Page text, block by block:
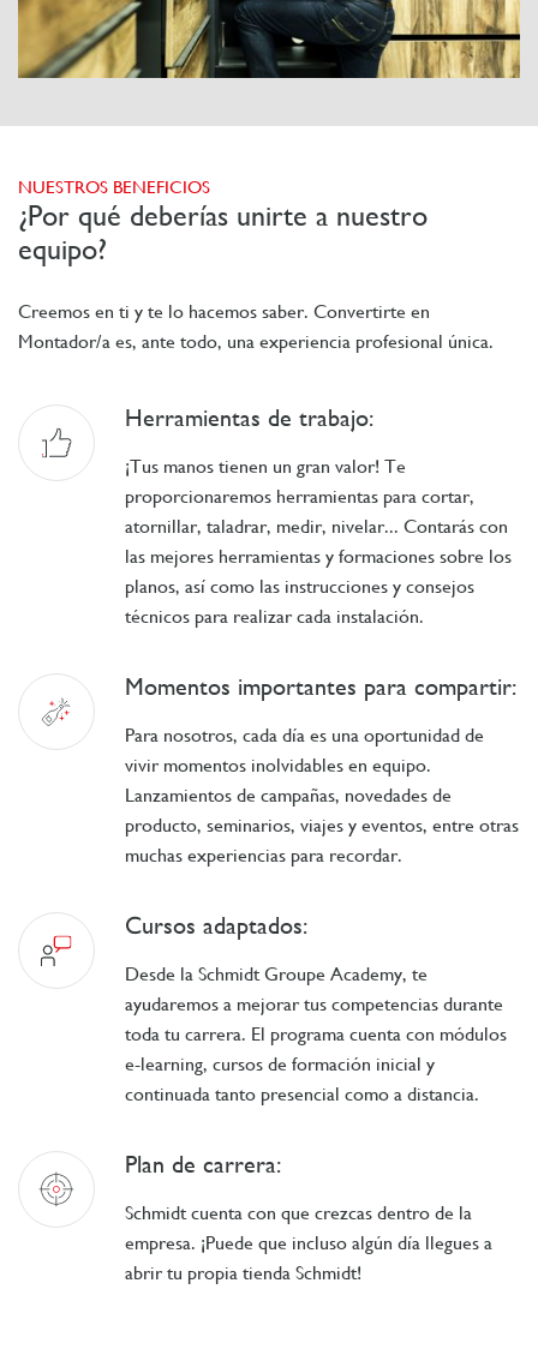
NUESTROS BENEFICIOS
¿Por qué deberías unirte a nuestro
equipo?
Creemos en ti y te lo hacemos saber. Convertirte en
Montador/a es, ante todo, una experiencia profesional única.
Herramientas de trabajo:
¡Tus manos tienen un gran valor! Te
proporcionaremos herramientas para cortar,
atornillar, taladrar, medir, nivelar... Contarás con
las mejores herramientas y formaciones sobre los
planos, así como las instrucciones y consejos
técnicos para realizar cada instalación.
Momentos importantes para compartir:
Para nosotros, cada día es una oportunidad de
vivir momentos inolvidables en equipo.
Lanzamientos de campañas, novedades de
producto, seminarios, viajes y eventos, entre otras
muchas experiencias para recordar.
Cursos adaptados:
Desde la Schmidt Groupe Academy, te
ayudaremos a mejorar tus competencias durante
toda tu carrera. El programa cuenta con módulos
e-learning, cursos de formación inicial y
continuada tanto presencial como a distancia.
Plan de carrera:
Schmidt cuenta con que crezcas dentro de la
empresa. ¡Puede que incluso algún día llegues a
abrir tu propia tienda Schmidt!